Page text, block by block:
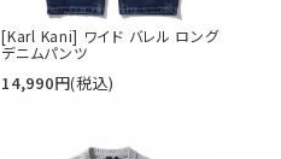
[Karl Kani] ワイド バレル ロング
デニムパンツ
14,990円(税込)